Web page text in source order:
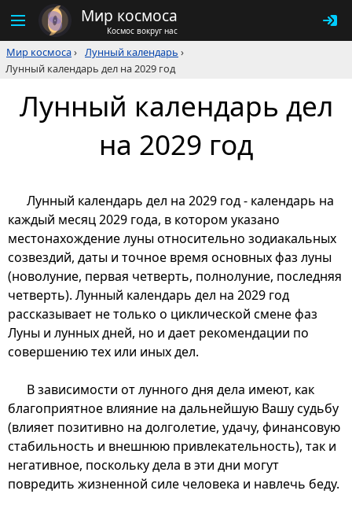
Мир космоса
Космос вокруг нас
Мир космоса› Лунный календарь ›
Лунный календарь дел на 2029 год
Лунный календарь дел
на 2029 год
Лунный календарь дел на 2029 год - календарь на
каждый месяц 2029 года, в котором указано
местонахождение луны относительно зодиакальных
созвездий, даты и точное время основных фаз луны
(новолуние, первая четверть, полнолуние, последняя
четверть). Лунный календарь дел на 2029 год
рассказывает не только о циклической смене фаз
Луны и лунных дней, но и дает рекомендации по
совершению тех или иных дел.
В зависимости от лунного дня дела имеют, как
благоприятное влияние на дальнейшую Вашу судьбу
(влияет позитивно на долголетие, удачу, финансовую
стабильность и внешнюю привлекательность), так и
негативное, поскольку дела в эти дни могут
повредить жизненной силе человека и навлечь беду.